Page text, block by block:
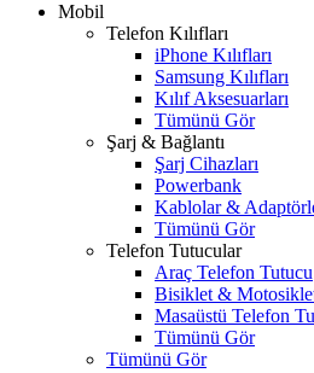
Mobil
Telefon Kılıfları
iPhone Kılıfları
Samsung Kılıfları
Kılıf Aksesuarları
Tümünü Gör
Şarj & Bağlantı
Şarj Cihazları
Powerbank
Kablolar &
Tümünü Gör
Telefon Tutucular
Araç Telefon Tutucu
Bisiklet &
Masaüstü Telefon
Tümünü Gör
Tümünü Gör